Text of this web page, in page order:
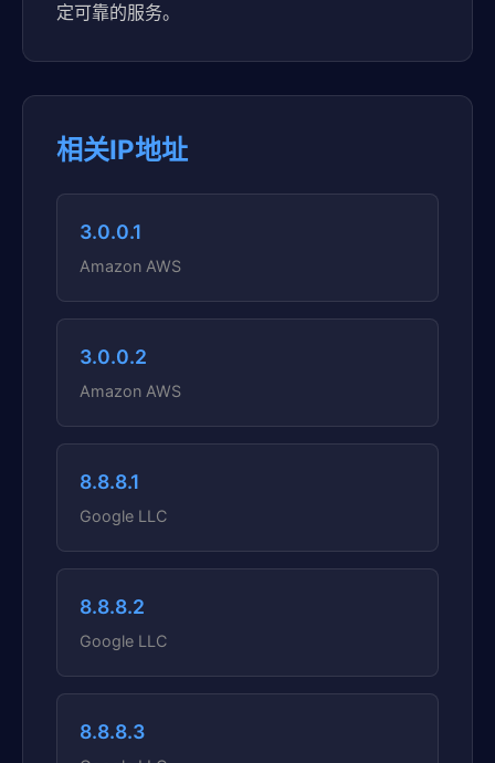
定可靠的服务。
相关IP地址
3.0.0.1
Amazon AWS
3.0.0.2
Amazon AWS
8.8.8.1
Google LLC
8.8.8.2
Google LLC
8.8.8.3